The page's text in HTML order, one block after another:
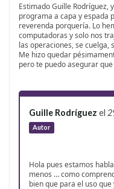
Estimado Guille Rodríguez,
programa a capa y espada
reverenda porquería. Lo
computadoras y solo nos
las operaciones, se cuelga,
Me hizo quedar
pero te puedo asegurar que
Guille Rodríguez el
Autor
Hola pues estamos
menos … como
bien que para el uso